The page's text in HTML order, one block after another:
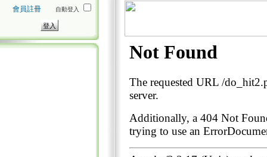
會員註冊 自動登入